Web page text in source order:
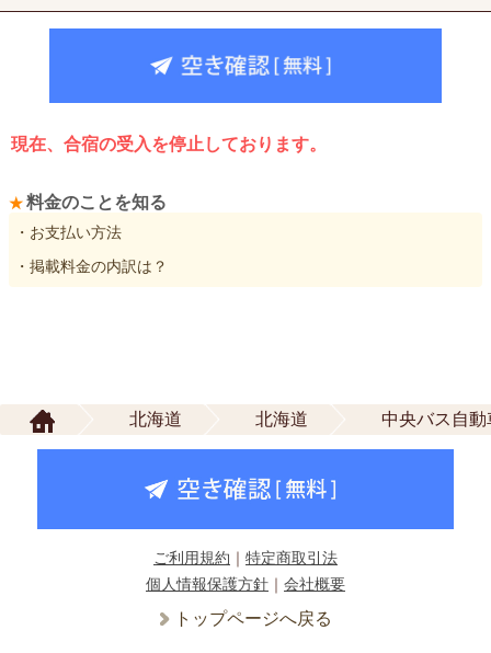
北海道 北海道 中央バス自動
現在、合宿の受入を停止しております。
料金のことを知る
・お支払い方法
・掲載料金の内訳は？
ご利用規約 ｜ 特定商取引法
個人情報保護方針 ｜ 会社概要
トップページへ戻る